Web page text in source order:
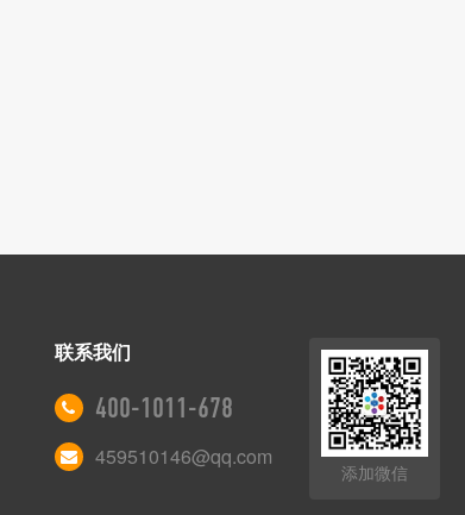
联系我们
400-1011-678
459510146@qq.com
添加微信